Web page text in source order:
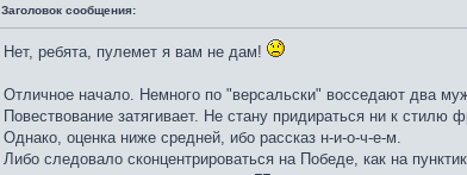
Заголовок сообщения:
Нет, ребята, пулемет я вам не дам!
Отличное начало. Немного по "версальски" восседают два
Повествование затягивает. Не стану придираться ни к
Однако, оценка ниже средней, ибо рассказ н-и-о-ч-е-м.
Либо следовало сконцентрироваться на Победе, как на